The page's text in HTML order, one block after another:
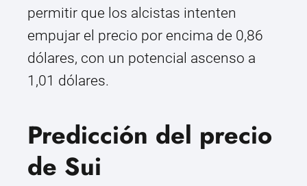
permitir que los alcistas intenten
empujar el precio por encima de 0,86
dólares, con un potencial ascenso a
1,01 dólares.
Predicción del precio
de Sui